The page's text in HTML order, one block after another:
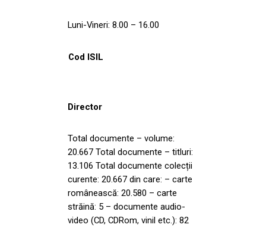
Luni-Vineri: 8.00 – 16.00
Cod ISIL
Director
Total documente – volume:
20.667 Total documente – titluri:
13.106 Total documente colecții
curente: 20.667 din care: – carte
românească: 20.580 – carte
străină: 5 – documente audio-
video (CD, CDRom, vinil etc.): 82